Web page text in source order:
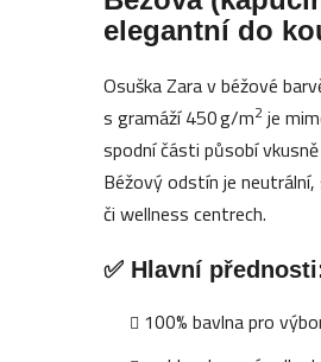
elegantní do
Osuška Zara v béžové
s gramáží 450 g/m2 je
spodní části působí
Béžový odstín je
či wellness centrech.
✅ Hlavní
100% bavlna pro